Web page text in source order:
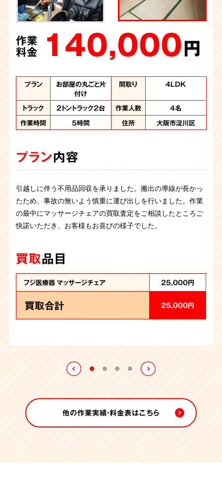
作業
料金 140,000円
プラン
お部屋の丸ごと片
付け
間取り 4LDK
トラック 2トントラック2台 作業人数
4名
作業時間
5時間 住所 大阪市淀川区
プラン内容
引越しに伴う不用品回収を承りました。搬出の導線が長かっ
たため、事故の無いよう慎重に運び出しを行いました。作業
の最中にマッサージチェアの買取査定をご相談したところご
快諾いただき、お客様もお喜びの様子でした。
買取品目
フジ医療器 マッサージチェア 25,000円
買取合計 25,000円
作業
料金 270,000円
プラン お部屋の片づけ 間取り
5LDK 他2棟
トラック
2トントラック2台、
パッカー車2台
作業人数 10名
作業時間 2日 住所 大阪府和泉市
プラン内容
不動産売却に伴う丸ごと片付けを承りました。敷地内の母屋
と離れ屋、倉庫を全て片付けなければならず非常に広い範囲
の2日間にわたる作業です。物の量が多い部屋、少ない部
屋、いろいろありましたがご依頼者様立ち会いのもと必要品
不用品は分別し、その場でパッカー車（街なかを走っている
ゴミ収集車です）に積んでいきます。ヤマハ製アップライト
ピアノと骨董品一式を買取させていただき、ご依頼者様には
料金面にもご納得いただけました。
買取合計 280,000円
作業
料金 145,000円
プラン 生前整理・引越し 間取り
4LDK
トラック
2トントラック、パッ
カー車
作業人数 5名
作業時間 7時間 住所 大阪府和泉市
プラン内容
生前整理を兼ねた一軒丸ごとお片付けとお引越しをご依頼い
ただきました。新居へ運ぶ必要な物と回収させていただく不
要品を仕分けながら、順序良く運び出さなくてはなりませ
ん。また、今回は階段が狭く大きな家具の運び出しに苦労し
事に完了することができました。ご依頼者様からは「片付け
と引越しを同時にできてこんなに安いなんてとてもうれし
い」と喜んでいただけました。
作業
料金 8,000円
プラン _ 間取り
-
トラック
軽トラック 作業人数
1名
作業時間
30分 住所 大阪市都島区
プラン 内容
た。持ち運ぶにも重さがあるため、ご依頼くださったとのこ
とでした。
お電話いただいた即日の不用品回収に、大変満足いただけま
した。
他の作業実績・料金表はこちら